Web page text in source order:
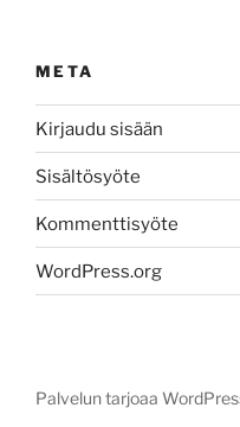
META
Kirjaudu sisään
Sisältösyöte
Kommenttisyöte
WordPress.org
Palvelun tarjoaa